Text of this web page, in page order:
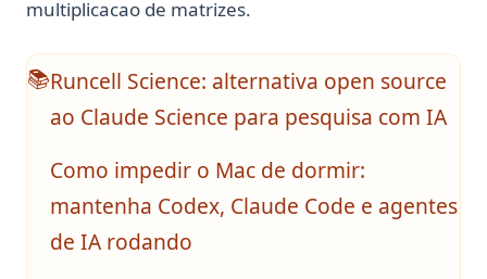
multiplicacao de matrizes.
📚Runcell Science: alternativa open source
ao Claude Science para pesquisa com IA
Como impedir o Mac de dormir:
mantenha Codex, Claude Code e agentes
de IA rodando